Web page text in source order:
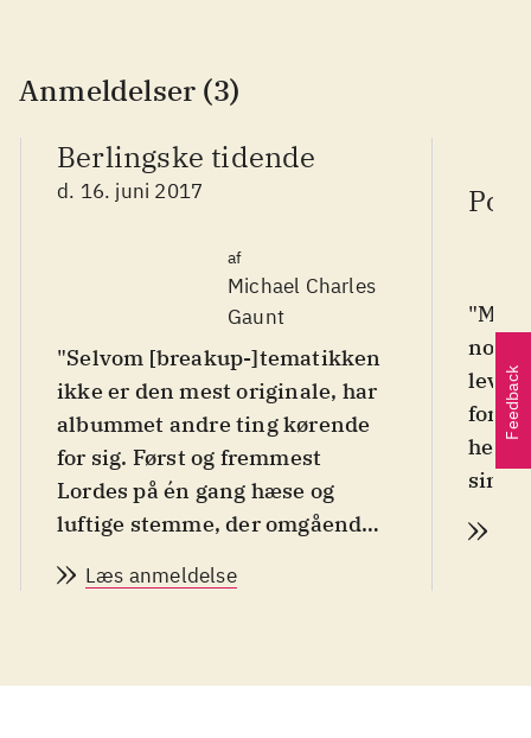
Anmeldelser (3)
Berlingske tidende
d. 16. juni 2017
af
Michael Charles
Gaunt
"Selvom [breakup-]tematikken
ikke er den mest originale, har
albummet andre ting kørende
for sig. Først og fremmest
Lordes på én gang hæse og
luftige stemme, der omgående
opmærksomhed med sine
kælen, drømmende, sexet,
Læs anmeldelse
"Med
lever
sin i
Feedback